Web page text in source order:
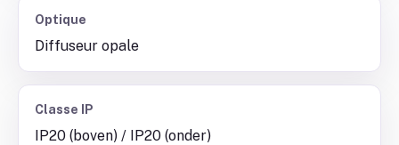
Optique
Diffuseur opale
Classe IP
IP20 (boven) / IP20 (onder)